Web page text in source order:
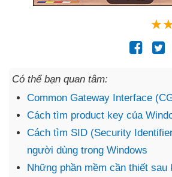
Có thể bạn quan tâm:
Common Gateway Interface
Cách tìm product key của
Cách tìm SID (Security
người dùng trong Windows
Những phần mềm cần thiết sau